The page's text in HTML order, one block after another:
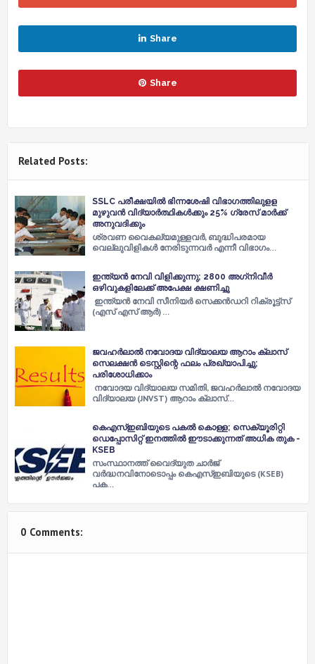
Share
Share
Related Posts:
SSLC പരീക്ഷയിൽ ഭിന്നശേഷി വിഭാഗത്തിലുളള
മുഴുവൻ വിദ്യാർത്ഥികൾക്കും 25% ഗ്രേസ് മാർക്ക്
അനുവദിക്കും
ശ്രവണ വൈകല്യമുള്ളവർ, ബുദ്ധിപരമായ
വെല്ലുവിളികൾ നേരിടുന്നവർ എന്നീ വിഭാഗം…
ഇന്ത്യന്‍ നേവി വിളിക്കുന്നു; 2800 അഗ്‌നിവീര്‍
ഒഴിവുകളിലേക്ക് അപേക്ഷ ക്ഷണിച്ചു
ഇന്ത്യന്‍ നേവി സീനിയര്‍ സെക്കന്‍ഡറി റിക്രൂട്ട്സ്
(എസ് എസ് ആര്‍) …
ജവഹർലാൽ നവോദയ വിദ്യാലയ ആറാം ക്ലാസ്
സെലക്ഷൻ ടെസ്റ്റിന്റെ ഫലം പ്രഖ്യാപിച്ചു;
പരിശോധിക്കാം
നവോദയ വിദ്യാലയ സമിതി, ജവഹർലാൽ നവോദയ
വിദ്യാലയ (JNVST) ആറാം ക്ലാസ്…
കെഎസ്‌ഇബിയുടെ പകല്‍ കൊള്ള; സെക്യൂരിറ്റി
ഡെപ്പോസിറ്റ് ഇനത്തില്‍ ഈടാക്കുന്നത് അധിക തുക -
KSEB
സംസ്ഥാനത്ത് വൈദ്യുത ചാര്‍ജ്
വര്‍ദ്ധനവിനോടൊപ്പം കെഎസ്‌ഇബിയുടെ (KSEB)
പക…
0 Comments: